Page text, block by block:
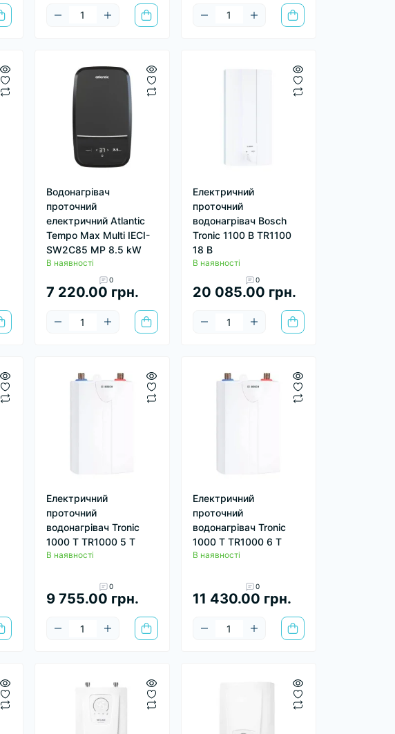
Водонагрівач
проточний
електричний Atlantic
Tempo Max Multi IECI-
SW2C85 MP 8.5 kW
В наявності
0
7 220.00 грн.
Електричний
проточний
водонагрівач Bosch
Tronic 1100 B TR1100
18 B
В наявності
0
20 085.00 грн.
Електричний
проточний
водонагрівач Tronic
1000 T TR1000 5 T
В наявності
0
9 755.00 грн.
Електричний
проточний
водонагрівач Tronic
1000 T TR1000 6 T
В наявності
0
11 430.00 грн.